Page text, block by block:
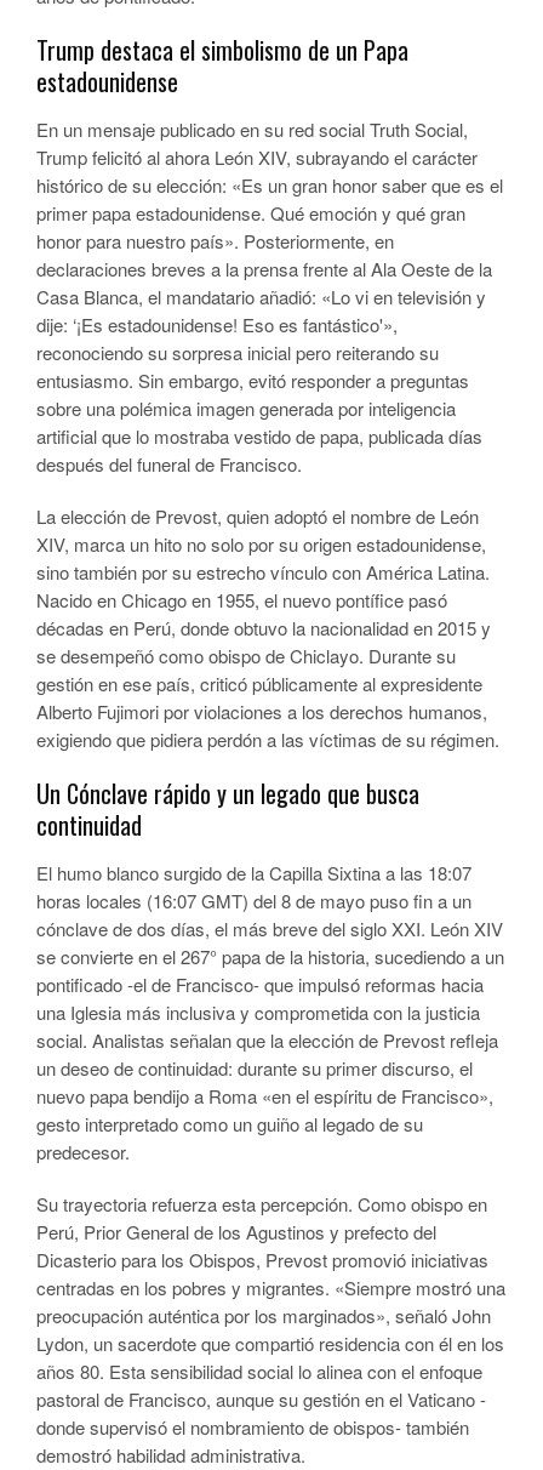
Trump destaca el simbolismo de un Papa
estadounidense
En un mensaje publicado en su red social Truth Social,
Trump felicitó al ahora León XIV, subrayando el carácter
histórico de su elección: «Es un gran honor saber que es el
primer papa estadounidense. Qué emoción y qué gran
honor para nuestro país». Posteriormente, en
declaraciones breves a la prensa frente al Ala Oeste de la
Casa Blanca, el mandatario añadió: «Lo vi en televisión y
dije: ‘¡Es estadounidense! Eso es fantástico'»,
reconociendo su sorpresa inicial pero reiterando su
entusiasmo. Sin embargo, evitó responder a preguntas
sobre una polémica imagen generada por inteligencia
artificial que lo mostraba vestido de papa, publicada días
después del funeral de Francisco.
La elección de Prevost, quien adoptó el nombre de León
XIV, marca un hito no solo por su origen estadounidense,
sino también por su estrecho vínculo con América Latina.
Nacido en Chicago en 1955, el nuevo pontífice pasó
décadas en Perú, donde obtuvo la nacionalidad en 2015 y
se desempeñó como obispo de Chiclayo. Durante su
gestión en ese país, criticó públicamente al expresidente
Alberto Fujimori por violaciones a los derechos humanos,
exigiendo que pidiera perdón a las víctimas de su régimen.
Un Cónclave rápido y un legado que busca
continuidad
El humo blanco surgido de la Capilla Sixtina a las 18:07
horas locales (16:07 GMT) del 8 de mayo puso fin a un
cónclave de dos días, el más breve del siglo XXI. León XIV
se convierte en el 267° papa de la historia, sucediendo a un
pontificado -el de Francisco- que impulsó reformas hacia
una Iglesia más inclusiva y comprometida con la justicia
social. Analistas señalan que la elección de Prevost refleja
un deseo de continuidad: durante su primer discurso, el
nuevo papa bendijo a Roma «en el espíritu de Francisco»,
gesto interpretado como un guiño al legado de su
predecesor.
Su trayectoria refuerza esta percepción. Como obispo en
Perú, Prior General de los Agustinos y prefecto del
Dicasterio para los Obispos, Prevost promovió iniciativas
centradas en los pobres y migrantes. «Siempre mostró una
preocupación auténtica por los marginados», señaló John
Lydon, un sacerdote que compartió residencia con él en los
años 80. Esta sensibilidad social lo alinea con el enfoque
pastoral de Francisco, aunque su gestión en el Vaticano -
donde supervisó el nombramiento de obispos- también
demostró habilidad administrativa.